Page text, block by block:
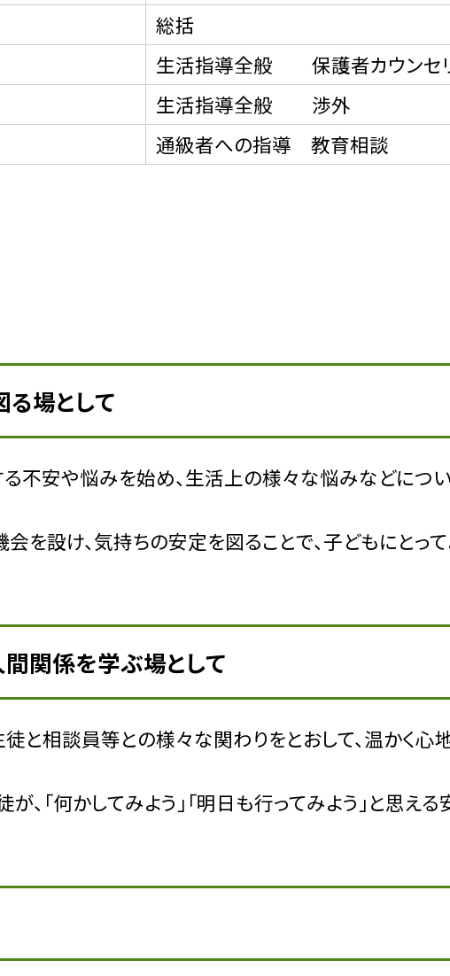
総括
生活指導全般 保護者カウンセ
生活指導全般 渉外
通級者への指導 教育相談
る場として
不安や悩みを始め、生活上の様々な悩みなどにつ
設け、気持ちの安定を図ることで、子どもにとって
間関係を学ぶ場として
と相談員等との様々な関わりをとおして、温かく
、「何かしてみよう」「明日も行ってみよう」と思え